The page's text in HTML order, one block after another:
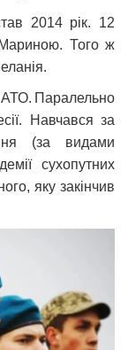
2014 рік. 12
Того ж
Паралельно
Навчався за
(за видами
сухопутних
яку закінчив